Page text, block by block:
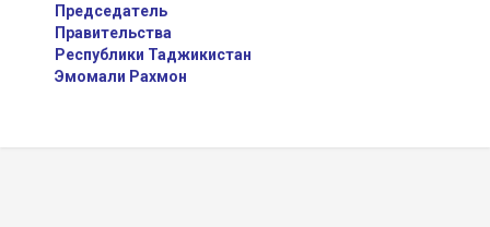
Председатель
Правительства
Республики Таджикистан
Эмомали Рахмон